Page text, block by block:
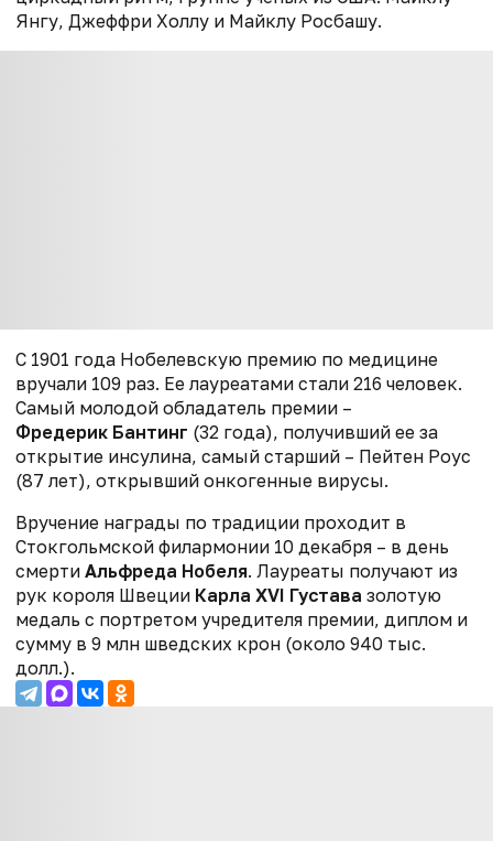
Янгу, Джеффри Холлу и Майклу Росбашу.
С 1901 года Нобелевскую премию по медицине
вручали 109 раз. Ее лауреатами стали 216 человек.
Самый молодой обладатель премии –
Фредерик Бантинг (32 года), получивший ее за
открытие инсулина, самый старший – Пейтен Роус
(87 лет), открывший онкогенные вирусы.
Вручение награды по традиции проходит в
Стокгольмской филармонии 10 декабря – в день
смерти Альфреда Нобеля. Лауреаты получают из
рук короля Швеции Карла XVI Густава золотую
медаль с портретом учредителя премии, диплом и
сумму в 9 млн шведских крон (около 940 тыс.
долл.).